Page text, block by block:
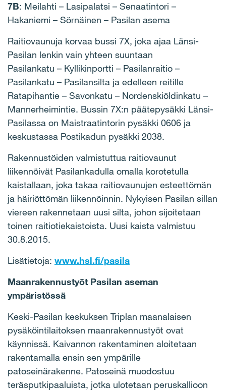
7B: Meilahti – Lasipalatsi – Senaatintori –
Hakaniemi – Sörnäinen – Pasilan asema
Raitiovaunuja korvaa bussi 7X, joka ajaa Länsi-
Pasilan lenkin vain yhteen suuntaan
Pasilankatu – Kyllikinportti – Pasilanraitio –
Pasilankatu – Pasilansilta ja edelleen reitille
Ratapihantie – Savonkatu – Nordenskiöldinkatu –
Mannerheimintie. Bussin 7X:n päätepysäkki Länsi-
Pasilassa on Maistraatintorin pysäkki 0606 ja
keskustassa Postikadun pysäkki 2038.
Rakennustöiden valmistuttua raitiovaunut
liikennöivät Pasilankadulla omalla korotetulla
kaistallaan, joka takaa raitiovaunujen esteettömän
ja häiriöttömän liikennöinnin. Nykyisen Pasilan sillan
viereen rakennetaan uusi silta, johon sijoitetaan
toinen raitiotiekaistoista. Uusi kaista valmistuu
30.8.2015.
Lisätietoja: www.hsl.fi/pasila
Maanrakennustyöt Pasilan aseman
ympäristössä
Keski-Pasilan keskuksen Triplan maanalaisen
pysäköintilaitoksen maanrakennustyöt ovat
käynnissä. Kaivannon rakentaminen aloitetaan
rakentamalla ensin sen ympärille
patoseinärakenne. Patoseinä muodostuu
teräsputkipaaluista, jotka ulotetaan peruskallioon